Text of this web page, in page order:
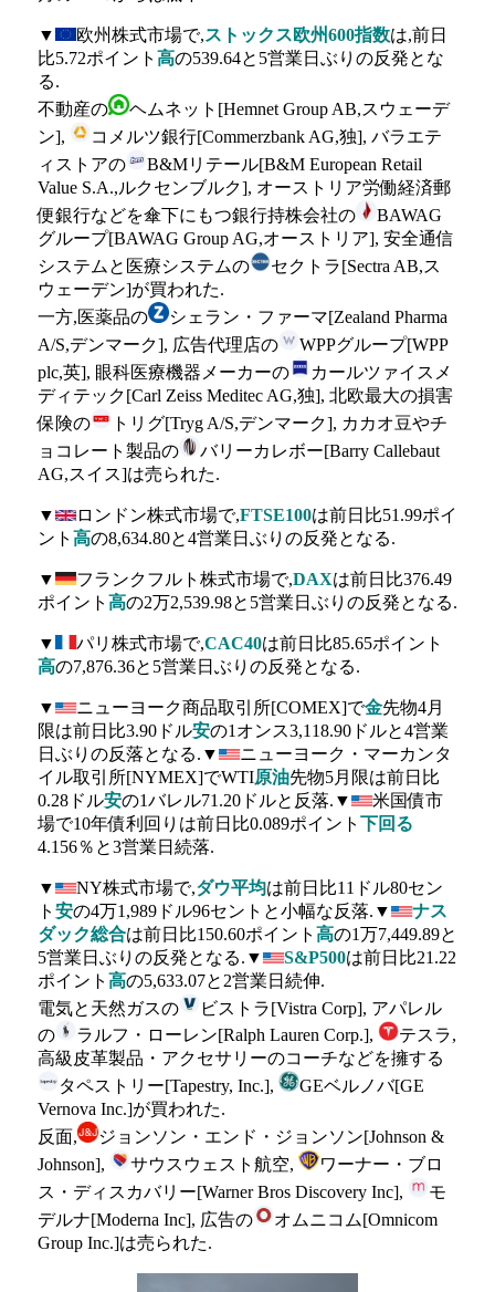
▼ 欧州株式市場で,ストックス欧州600指数は,前日
比5.72ポイント 高の539.64と5営業日ぶりの反発とな
る.
不動産の
ヘムネット[Hemnet Group AB,スウェーデ
ン],
コメルツ銀行[Commerzbank AG,独], バラエテ
ィストアの
B&Mリテール[B&M European Retail
Value S.A.,ルクセンブルク], オーストリア労働経済郵
便銀行などを傘下にもつ銀行持株会社の
BAWAG
グループ[BAWAG Group AG,オーストリア], 安全通信
システムと医療システムの
セクトラ[Sectra AB,ス
ウェーデン]が買われた.
一方,医薬品の
シェラン・ファーマ[Zealand Pharma
A/S,デンマーク], 広告代理店の
WPPグループ[WPP
plc,英], 眼科医療機器メーカーの
カールツァイスメ
ディテック[Carl Zeiss Meditec AG,独], 北欧最大の損害
保険の
トリグ[Tryg A/S,デンマーク], カカオ豆やチ
ョコレート製品の
バリーカレボー[Barry Callebaut
AG,スイス]は売られた.
▼ ロンドン株式市場で,FTSE100は前日比51.99ポイ
ント 高の8,634.80と4営業日ぶりの反発となる.
▼ フランクフルト株式市場で,DAXは前日比376.49
ポイント 高の2万2,539.98と5営業日ぶりの反発となる.
▼ パリ株式市場で,CAC40は前日比85.65ポイント
高の7,876.36と5営業日ぶりの反発となる.
▼ ニューヨーク商品取引所[COMEX]で金先物4月
限は前日比3.90ドル安の1オンス3,118.90ドルと4営業
日ぶりの反落となる.▼
ニューヨーク・マーカンタ
イル取引所[NYMEX]でWTI原油先物5月限は前日比
0.28ドル安の1バレル71.20ドルと反落.▼
米国債市
場で10年債利回りは前日比0.089ポイント 下回る
4.156％と3営業日続落.
▼ NY株式市場で,ダウ平均は前日比11ドル80セン
ト 安の4万1,989ドル96セントと小幅な反落.▼
ナス
ダック総合は前日比150.60ポイント 高の1万7,449.89と
5営業日ぶりの反発となる.▼
S&P500は前日比21.22
ポイント 高の5,633.07と2営業日続伸.
電気と天然ガスの
ビストラ[Vistra Corp], アパレル
の
ラルフ・ローレン[Ralph Lauren Corp.],
テスラ,
高級皮革製品・アクセサリーのコーチなどを擁する
タペストリー[Tapestry, Inc.],
GEベルノバ[GE
Vernova Inc.]が買われた.
反面,
ジョンソン・エンド・ジョンソン[Johnson &
Johnson],
サウスウェスト航空,
ワーナー・ブロ
ス・ディスカバリー[Warner Bros Discovery Inc],
モ
デルナ[Moderna Inc], 広告の
オムニコム[Omnicom
Group Inc.]は売られた.